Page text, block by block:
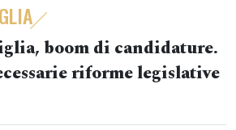
boom di candidature.
riforme legislative